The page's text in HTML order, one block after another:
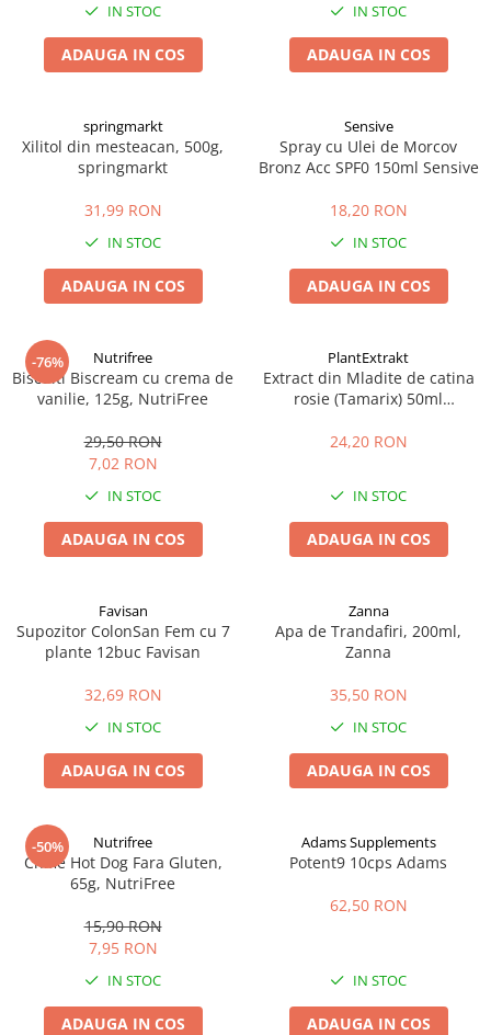
IN STOC
ADAUGA IN COS
IN STOC
ADAUGA IN COS
springmarkt
Xilitol din mesteacan, 500g,
springmarkt
31,99 RON
IN STOC
ADAUGA IN COS
Sensive
Spray cu Ulei de Morcov
Bronz Acc SPF0 150ml Sensive
18,20 RON
IN STOC
ADAUGA IN COS
-76% Nutrifree
Biscuiti Biscream cu crema de
vanilie, 125g, NutriFree
29,50 RON
7,02 RON
IN STOC
ADAUGA IN COS
PlantExtrakt
Extract din Mladite de catina
rosie (Tamarix) 50ml
24,20 RON
IN STOC
ADAUGA IN COS
Favisan
Supozitor ColonSan Fem cu 7
plante 12buc Favisan
32,69 RON
IN STOC
ADAUGA IN COS
Zanna
Apa de Trandafiri, 200ml,
Zanna
35,50 RON
IN STOC
ADAUGA IN COS
-50% Nutrifree
Chifle Hot Dog Fara Gluten,
65g, NutriFree
15,90 RON
7,95 RON
IN STOC
ADAUGA IN COS
Adams Supplements
Potent9 10cps Adams
62,50 RON
IN STOC
ADAUGA IN COS